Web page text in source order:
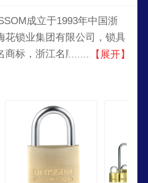
成立于1993年中国浙
花锁业集团有限公司，锁具
商标，浙江名牌产品，中国
一体的专业制造企业。
【展开】